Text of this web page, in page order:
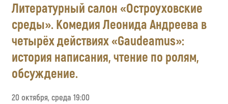
Литературный салон «Остроуховские
среды». Комедия Леонида Андреева в
четырёх действиях «Gaudeamus»:
история написания, чтение по ролям,
обсуждение.
20 октября, среда 19:00